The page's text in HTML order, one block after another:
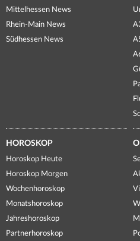
Mittelhessen News
Rhein-Main News
Südhessen News
HOROSKOP
Horoskop Heute
Horoskop Morgen
Wochenhoroskop
Monatshoroskop
Jahreshoroskop
Partnerhoroskop